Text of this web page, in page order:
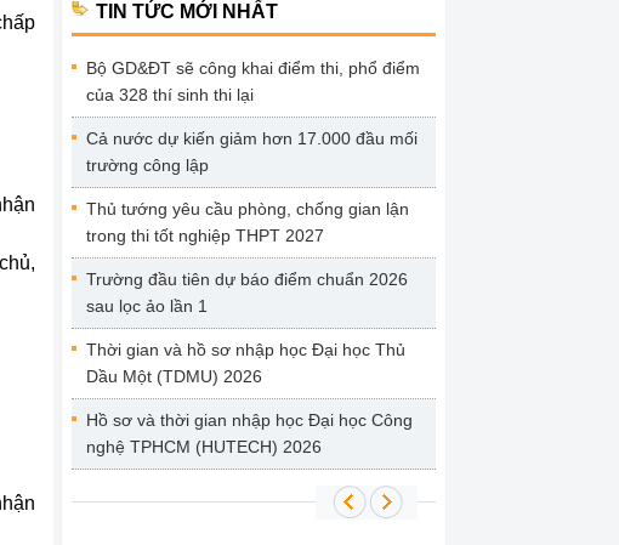
TIN TỨC MỚI NHẤT
Bộ GD&ĐT sẽ công khai điểm thi, phổ điểm
của 328 thí sinh thi lại
Cả nước dự kiến giảm hơn 17.000 đầu mối
trường công lập
Thủ tướng yêu cầu phòng, chống gian lận
trong thi tốt nghiệp THPT 2027
Trường đầu tiên dự báo điểm chuẩn 2026
sau lọc ảo lần 1
Thời gian và hồ sơ nhập học Đại học Thủ
Dầu Một (TDMU) 2026
Hồ sơ và thời gian nhập học Đại học Công
nghệ TPHCM (HUTECH) 2026